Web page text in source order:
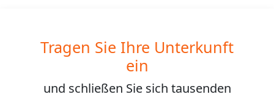
Tragen Sie Ihre Unterkunft
ein
und schließen Sie sich tausenden